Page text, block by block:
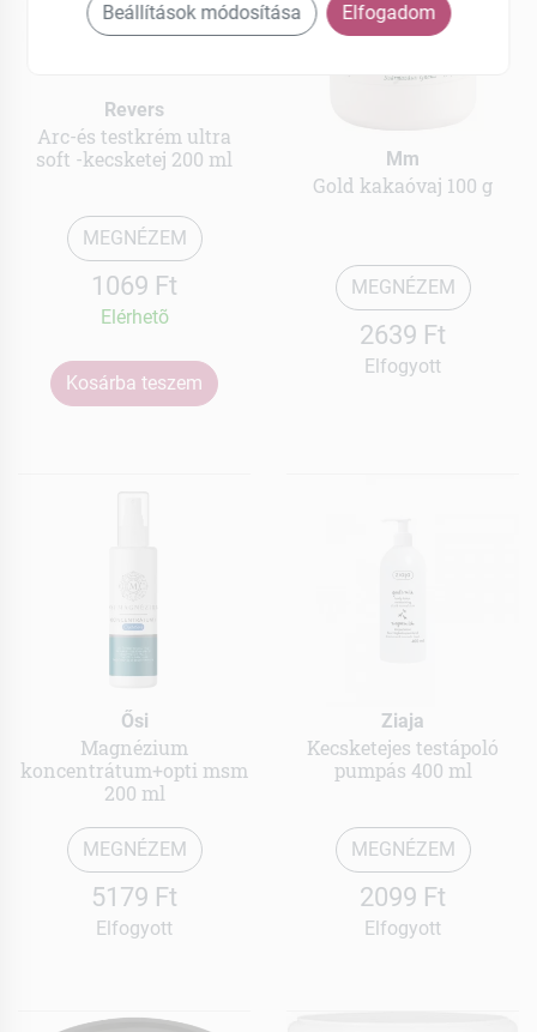
Revers
Arc-és testkrém ultra
soft -kecsketej 200 ml
MEGNÉZEM
1069 Ft
Elérhetõ
Kosárba teszem
Mm
Gold kakaóvaj 100 g
MEGNÉZEM
2639 Ft
Elfogyott
Ősi
Magnézium
koncentrátum+opti msm
200 ml
MEGNÉZEM
5179 Ft
Elfogyott
Ziaja
Kecsketejes testápoló
pumpás 400 ml
MEGNÉZEM
2099 Ft
Elfogyott
Beállítások módosítása Elfogadom